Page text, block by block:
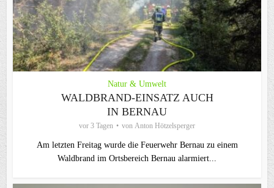
Natur & Umwelt
WALDBRAND-EINSATZ AUCH
IN BERNAU
vor 3 Tagen von Anton Hötzelsperger
Am letzten Freitag wurde die Feuerwehr Bernau zu einem
Waldbrand im Ortsbereich Bernau alarmiert...